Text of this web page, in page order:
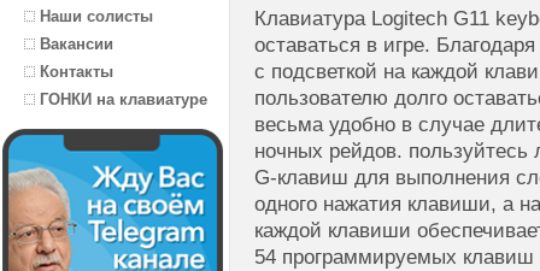
Наши солисты
Вакансии
Контакты
ГОНКИ на клавиатуре
Клавиатура Logitech G11
оставаться в игре.
с подсветкой на каждой
пользователю долго
весьма удобно в случае
ночных рейдов.
G-клавиш для выполнения
одного нажатия клавиши, а
каждой клавиши
54 программируемых